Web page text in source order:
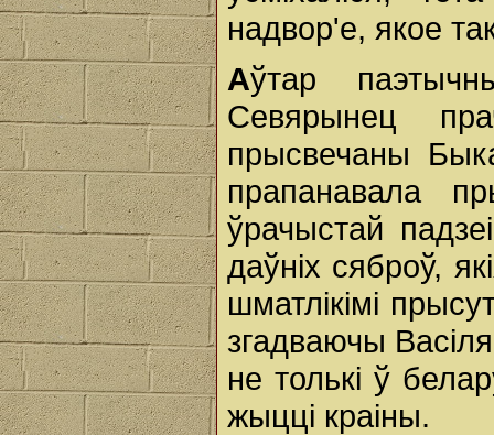
надвор'е, якое
Аўтар
Севярынец
прысвечаны
прапанавала
ўрачыстай
даўніх сяброў,
шматлікімі
згадваючы
не толькі ў
жыцці краіны.